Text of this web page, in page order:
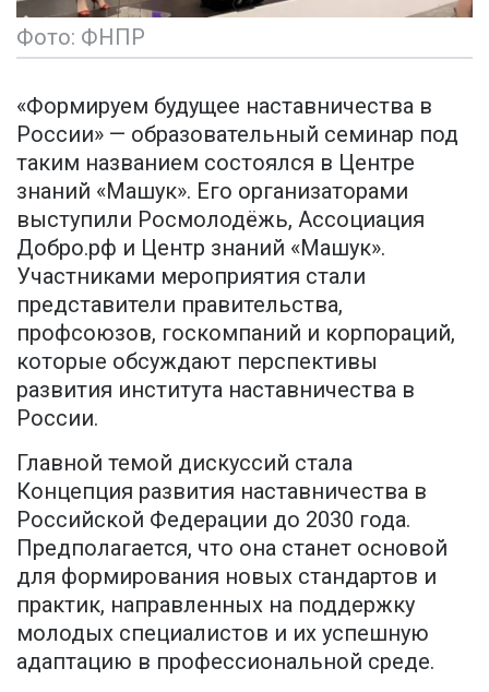
Фото: ФНПР
«Формируем будущее наставничества в
России» — образовательный семинар под
таким названием состоялся в Центре
знаний «Машук». Его организаторами
выступили Росмолодёжь, Ассоциация
Добро.рф и Центр знаний «Машук».
Участниками мероприятия стали
представители правительства,
профсоюзов, госкомпаний и корпораций,
которые обсуждают перспективы
развития института наставничества в
России.
Главной темой дискуссий стала
Концепция развития наставничества в
Российской Федерации до 2030 года.
Предполагается, что она станет основой
для формирования новых стандартов и
практик, направленных на поддержку
молодых специалистов и их успешную
адаптацию в профессиональной среде.